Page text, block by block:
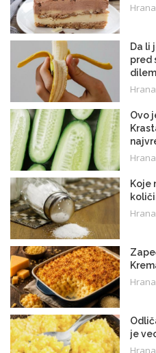
Da li
pred
Ovo
Koje
je